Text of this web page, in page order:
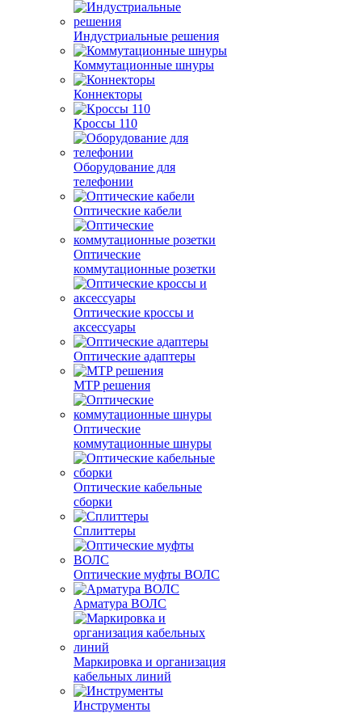
Индустриальные решения
Коммутационные шнуры
Коннекторы
Кроссы 110
Оборудование для
телефонии
Оптические кабели
Оптические
коммутационные розетки
Оптические кроссы и
аксессуары
Оптические адаптеры
MTP решения
Оптические
коммутационные шнуры
Оптические кабельные
сборки
Сплиттеры
Оптические муфты ВОЛС
Арматура ВОЛС
Маркировка и организация
кабельных линий
Инструменты